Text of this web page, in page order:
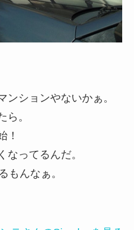
ンションやないかぁ。
ら。
！
なってるんだ。
もんなぁ。